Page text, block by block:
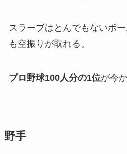
スラーブはとんでもないボ
も空振りが取れる。
プロ野球100人分の1位が今
野手